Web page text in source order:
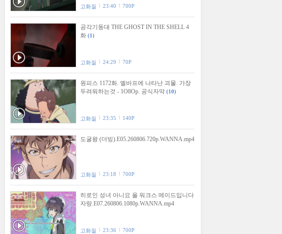
고화질 23:40 700P
공각기동대 THE GHOST IN THE SHELL 4
화 (1)
고화질 24:29 70P
원피스 1172화. 엘바프에 나타난 괴물. 가장
두려워하는것 - 1O8Op. 공식자막 (10)
고화질 23:35 140P
도굴왕 (더빙).E05.260806.720p.WANNA.mp4
고화질 23:18 700P
히로인 성녀 아니요 올 워크스 메이드입니다
자랑.E07.260806.1080p.WANNA.mp4
고화질 23:36 700P